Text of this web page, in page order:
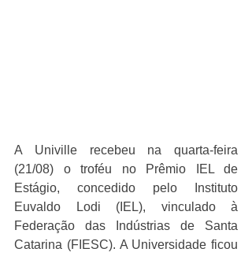
A Univille recebeu na quarta-feira
(21/08) o troféu no Prêmio IEL de
Estágio, concedido pelo Instituto
Euvaldo Lodi (IEL), vinculado à
Federação das Indústrias de Santa
Catarina (FIESC). A Universidade ficou